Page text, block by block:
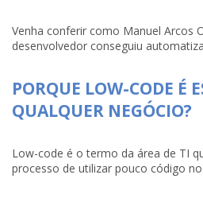
Venha conferir como Manuel Arcos
desenvolvedor conseguiu
PORQUE LOW-CODE É
QUALQUER NEGÓCIO?
Low-code é o termo da área de TI
processo de utilizar pouco código no